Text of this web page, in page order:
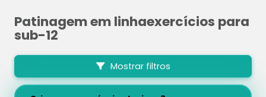
Patinagem em linhaexercícios para
sub-12
Mostrar filtros